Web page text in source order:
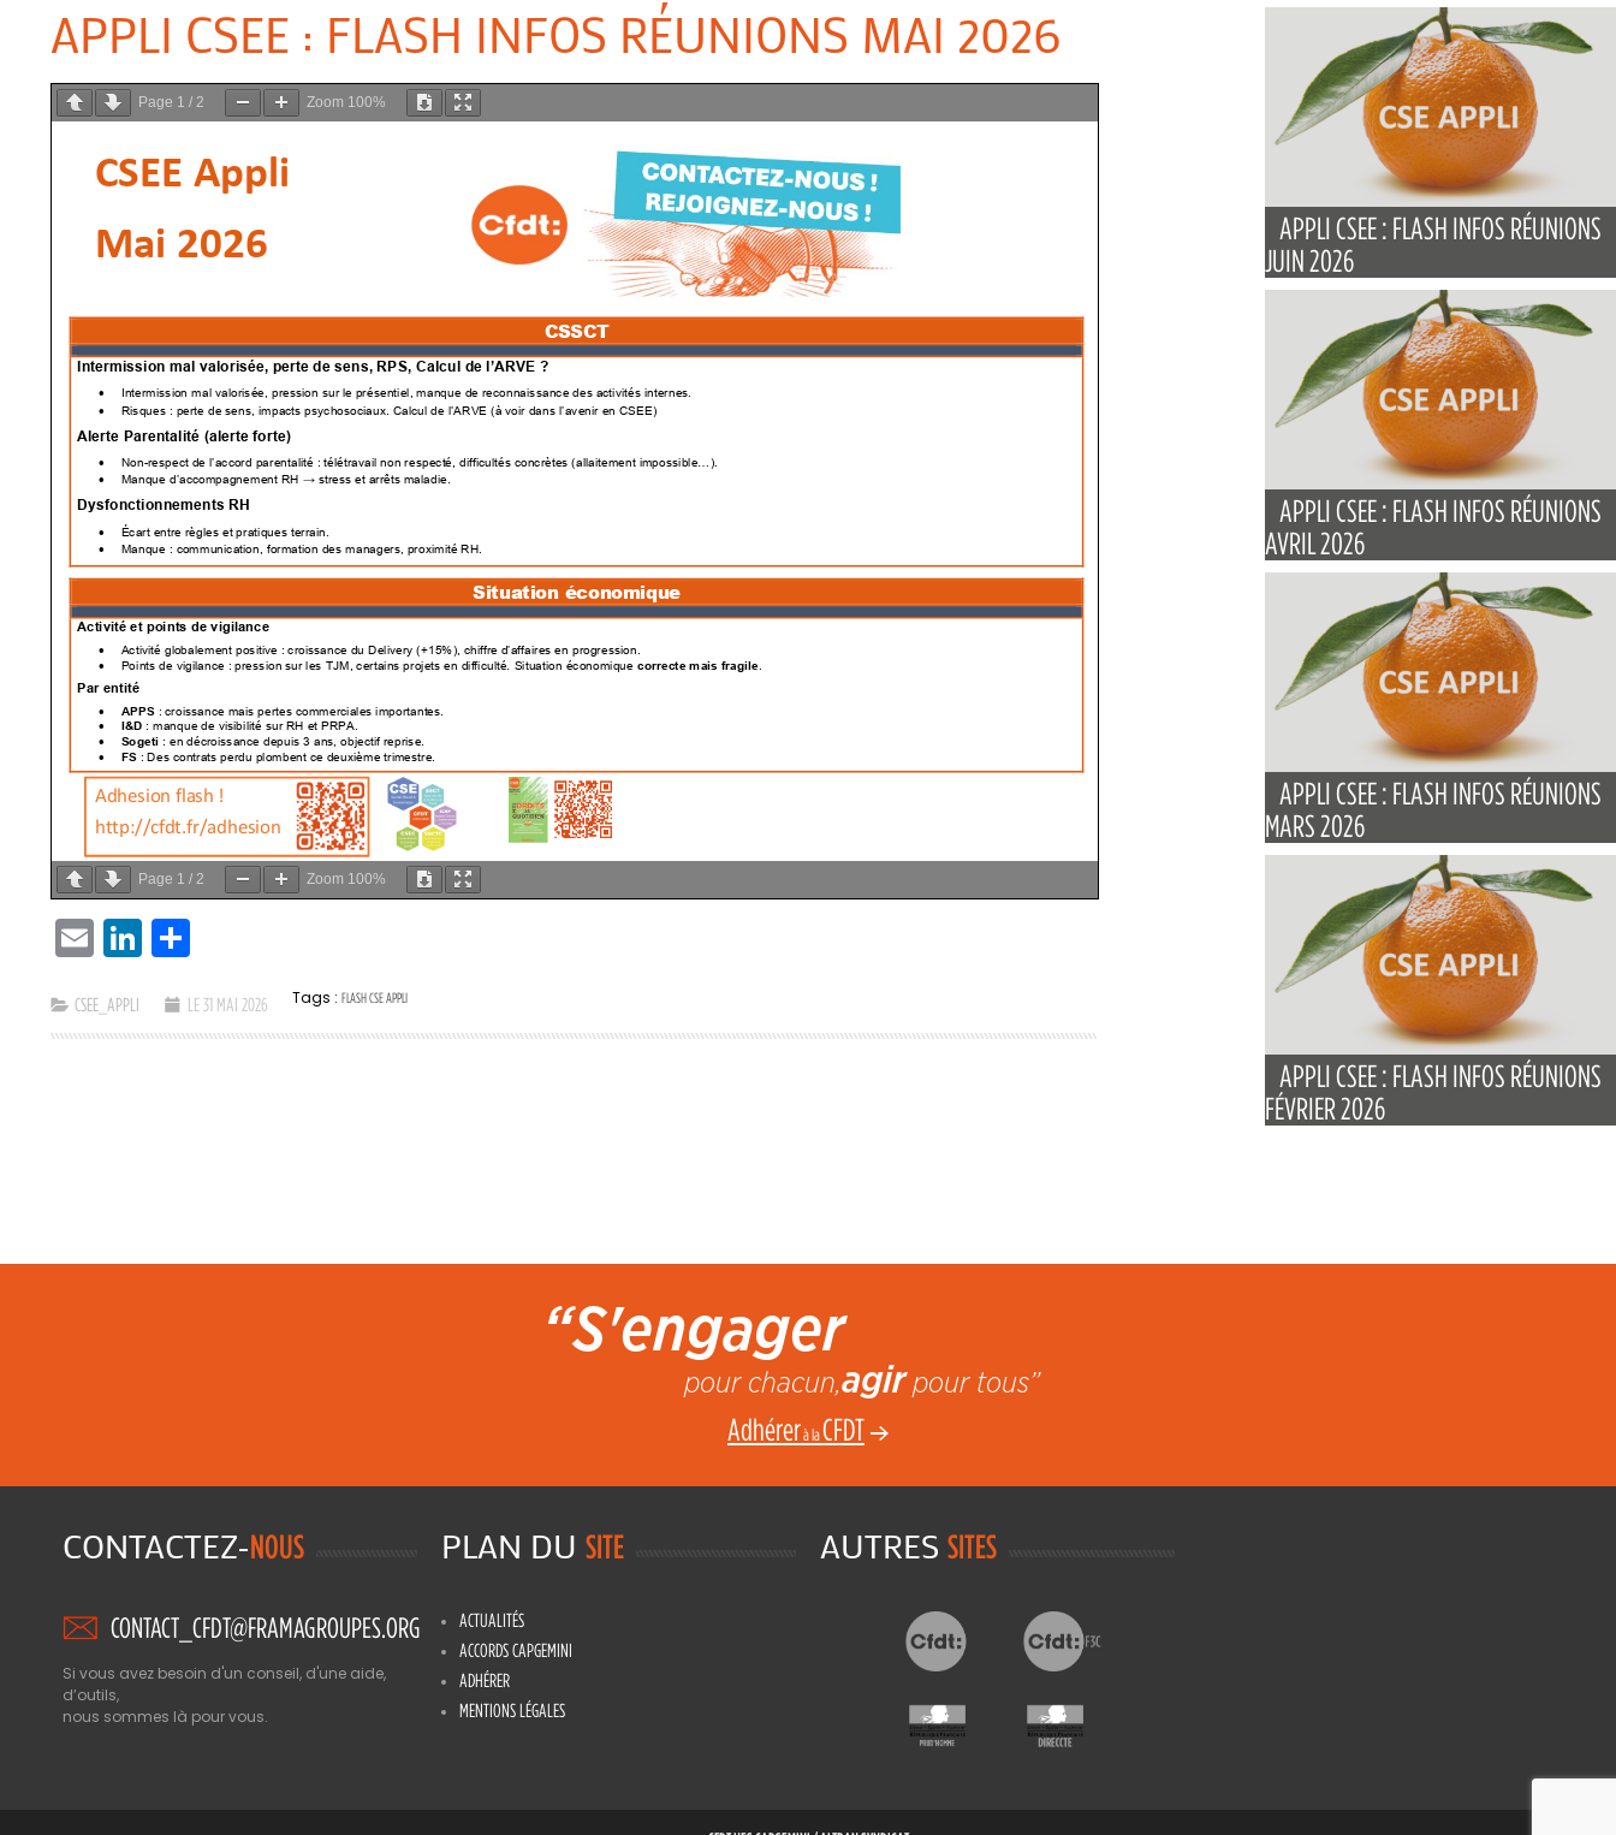
APPLI CSEE : FLASH INFOS RÉUNIONS MAI 2026
Page 1 / 2 Zoom 100%
Page 1 / 2 Zoom 100%
EMAIL LINKEDIN
CSEE_APPLI LE 31 MAI 2026 Tags : FLASH CSE APPLI
APPLI CSEE : FLASH INFOS RÉUNIONS
JUIN 2026
APPLI CSEE : FLASH INFOS RÉUNIONS
AVRIL 2026
APPLI CSEE : FLASH INFOS RÉUNIONS
MARS 2026
APPLI CSEE : FLASH INFOS RÉUNIONS
FÉVRIER 2026
“S'engager
pour chacun,agirpour tous”
Adhérerà laCFDT
CONTACTEZ-NOUS
CONTACT_CFDT@FRAMAGROUPES.ORG
Si vous avez besoin d'un conseil, d'une aide,
d’outils,
nous sommes là pour vous.
PLAN DU SITE
ACTUALITÉS
ACCORDS CAPGEMINI
ADHÉRER
MENTIONS LÉGALES
AUTRES SITES